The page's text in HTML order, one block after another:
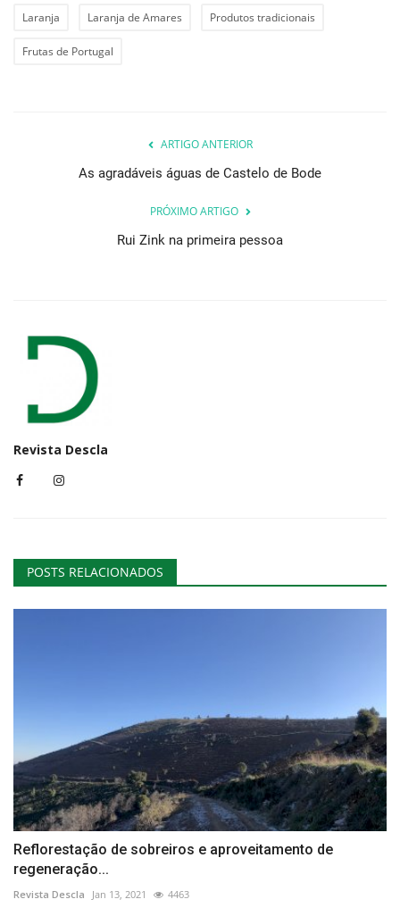
Laranja Laranja de Amares Produtos tradicionais
Frutas de Portugal
ARTIGO ANTERIOR
As agradáveis águas de Castelo de Bode
PRÓXIMO ARTIGO
Rui Zink na primeira pessoa
Revista Descla
POSTS RELACIONADOS
Reflorestação de sobreiros e aproveitamento de
regeneração...
Revista Descla Jan 13, 2021 4463